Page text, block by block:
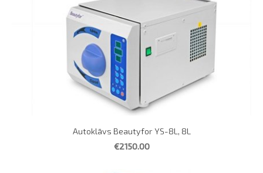
Autoklāvs Beautyfor YS-8L, 8L
€2150.00